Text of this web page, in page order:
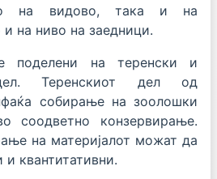
на видово, така и на
на ниво на заедници.
поделени на теренски и
Теренскиот дел од
собирање на зоолошки
соодветно конзервирање.
на материјалот можат да
и квантитативни.